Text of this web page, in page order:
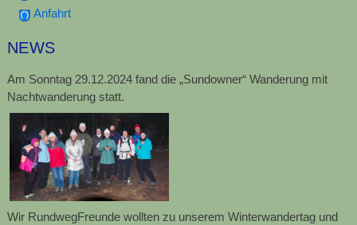
Anfahrt
NEWS
Am Sonntag 29.12.2024 fand die „Sundowner“ Wanderung mit
Nachtwanderung statt.
Wir RundwegFreunde wollten zu unserem Winterwandertag und